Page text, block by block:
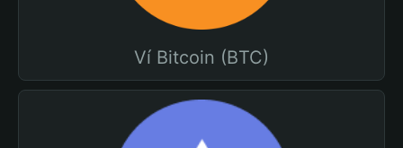
Ví Bitcoin (BTC)